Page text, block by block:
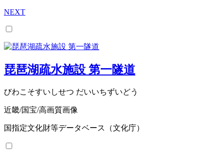
NEXT
琵琶湖疏水施設 第一隧道
びわこそすいしせつ だいいちずいどう
近畿/国宝/高画質画像
国指定文化財等データベース（文化庁）